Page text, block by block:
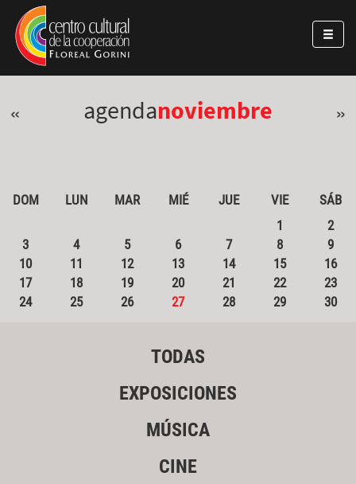
Pasar al contenido principal
Jump to main content
« agendanoviembre »
DOM LUN MAR MIÉ JUE VIE
SÁB
1
2
3
4 5 6 7 8
9
10
11 12 13 14 15
16
17
18 19 20 21 22
23
24
25 26 27 28 29 30
TODAS
EXPOSICIONES
MÚSICA
CINE